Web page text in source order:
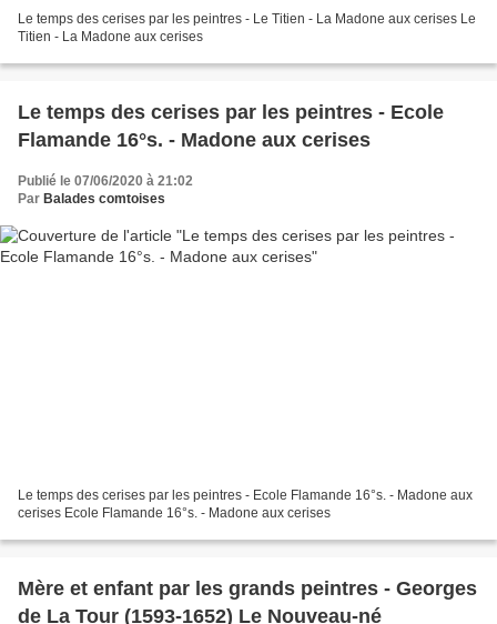
Le temps des cerises par les peintres - Le Titien - La Madone aux cerises Le
Titien - La Madone aux cerises
Le temps des cerises par les peintres - Ecole
Flamande 16°s. - Madone aux cerises
Publié le 07/06/2020 à 21:02
Par Balades comtoises
Le temps des cerises par les peintres - Ecole Flamande 16°s. - Madone aux
cerises Ecole Flamande 16°s. - Madone aux cerises
Mère et enfant par les grands peintres - Georges
de La Tour (1593-1652) Le Nouveau-né